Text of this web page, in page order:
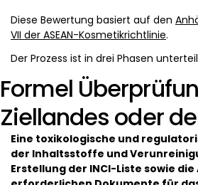
Diese Bewertung basiert auf den
VII der ASEAN-Kosmetikrichtlinie.
Der Prozess ist in drei Phasen
Formel
Ziellandes oder
Eine toxikologische und
der Inhaltsstoffe und
Erstellung der INCI-Liste sowie die